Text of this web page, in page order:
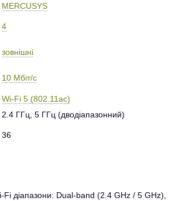
MERCUSYS
4
зовнішні
10 Мбіт/с
Wi-Fi 5 (802.11ac)
2.4 ГГц, 5 ГГц (дводіапазонний)
36
Fi діапазони: Dual-band (2.4 GHz / 5 GHz),